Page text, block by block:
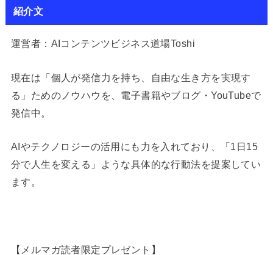
紹介文
運営者：AIコンテンツビジネス道場Toshi
現在は「個人が発信力を持ち、自由な生き方を実現す
る」ためのノウハウを、電子書籍やブログ・YouTubeで
発信中。
AIやテクノロジーの活用にも力を入れており、「1日15
分で人生を変える」ような具体的な行動法を提案してい
ます。
【メルマガ読者限定プレゼント】